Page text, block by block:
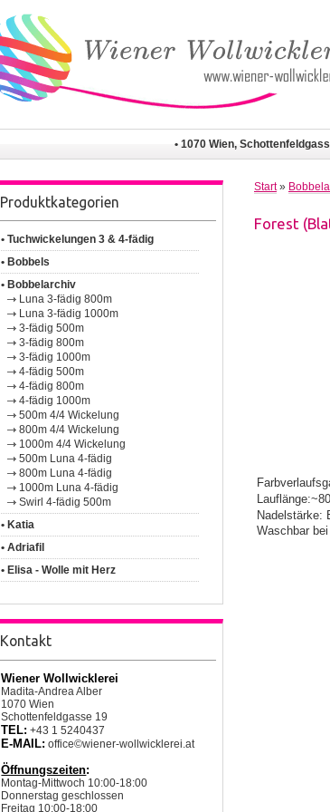
• 1070 Wien,
Produktkategorien
• Tuchwickelungen 3 & 4-fädig
• Bobbels
• Bobbelarchiv
Luna 3-fädig 800m
Luna 3-fädig 1000m
3-fädig 500m
3-fädig 800m
3-fädig 1000m
4-fädig 500m
4-fädig 800m
4-fädig 1000m
500m 4/4 Wickelung
800m 4/4 Wickelung
1000m 4/4 Wickelung
500m Luna 4-fädig
800m Luna 4-fädig
1000m Luna 4-fädig
Swirl 4-fädig 500m
• Katia
• Adriafil
• Elisa - Wolle mit Herz
Kontakt
Wiener Wollwicklerei
Madita-Andrea Alber
1070 Wien
Schottenfeldgasse 19
TEL: +43 1 5240437
E-MAIL: office©wiener-wollwicklerei.at
Öffnungszeiten:
Montag-Mittwoch 10:00-18:00
Donnerstag geschlossen
Freitag 10:00-18:00
Start»
Forest
Nadelstärke:
Waschbar bei